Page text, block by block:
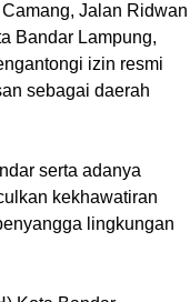
Jalan Ridwan
Bandar Lampung,
izin resmi
sebagai daerah
serta adanya
kekhawatiran
lingkungan